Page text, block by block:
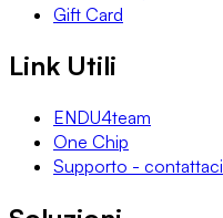
Gift Card
Link Utili
ENDU4team
One Chip
Supporto - contattaci